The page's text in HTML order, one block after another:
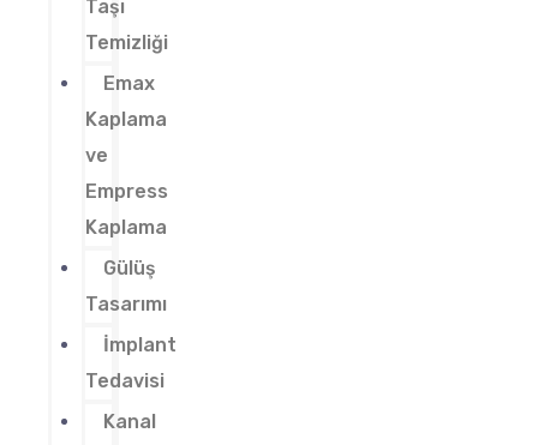
Taşı
Temizliği
Emax
Kaplama
ve
Empress
Kaplama
Gülüş
Tasarımı
İmplant
Tedavisi
Kanal